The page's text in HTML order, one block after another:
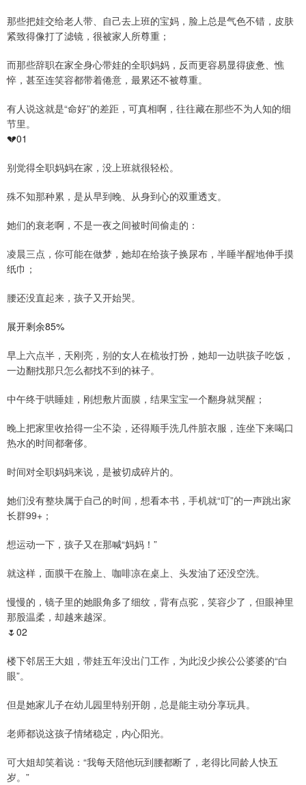
那些把娃交给老人带、自己去上班的宝妈，脸上总是气色不错，皮肤
紧致得像打了滤镜，很被家人所尊重；
而那些辞职在家全身心带娃的全职妈妈，反而更容易显得疲惫、憔
悴，甚至连笑容都带着倦意，最累还不被尊重。
有人说这就是“命好”的差距，可真相啊，往往藏在那些不为人知的细
节里。
💔01
别觉得全职妈妈在家，没上班就很轻松。
殊不知那种累，是从早到晚、从身到心的双重透支。
她们的衰老啊，不是一夜之间被时间偷走的：
凌晨三点，你可能在做梦，她却在给孩子换尿布，半睡半醒地伸手摸
纸巾；
腰还没直起来，孩子又开始哭。
展开剩余85%
早上六点半，天刚亮，别的女人在梳妆打扮，她却一边哄孩子吃饭，
一边翻找那只怎么都找不到的袜子。
中午终于哄睡娃，刚想敷片面膜，结果宝宝一个翻身就哭醒；
晚上把家里收拾得一尘不染，还得顺手洗几件脏衣服，连坐下来喝口
热水的时间都奢侈。
时间对全职妈妈来说，是被切成碎片的。
她们没有整块属于自己的时间，想看本书，手机就“叮”的一声跳出家
长群99+；
想运动一下，孩子又在那喊“妈妈！”
就这样，面膜干在脸上、咖啡凉在桌上、头发油了还没空洗。
慢慢的，镜子里的她眼角多了细纹，背有点驼，笑容少了，但眼神里
那股温柔，却越来越深。
🌷02
楼下邻居王大姐，带娃五年没出门工作，为此没少挨公公婆婆的“白
眼”。
但是她家儿子在幼儿园里特别开朗，总是能主动分享玩具。
老师都说这孩子情绪稳定，内心阳光。
可大姐却笑着说：“我每天陪他玩到腰都断了，老得比同龄人快五
岁。”